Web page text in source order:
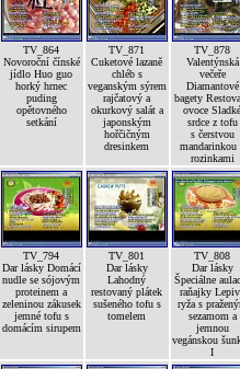
TV_864
Novoroční čínské
jídlo Huo guo
horký hrnec
puding
opětovného
setkání
TV_871
Cuketové lazaně
chléb s
veganským sýrem
rajčatový a
okurkový salát a
japonským
hořčičným
dresinkem
TV_878
Valentýnská
večeře
Diamantové
bagety
ovoce Sladké
srdce z tofu
s čerstvou
mandarinkou
rozinkami
TV_794
Dar lásky Domácí
nudle se sójovým
proteinem a
zeleninou zákusek
jemné tofu s
domácím sirupem
TV_801
Dar lásky
Lahodný
restovaný plátek
sušeného tofu s
tomelem
TV_808
Dar lásky
Špeciálne
raňajky
ryža s
sezamom a
jemnou
vegánskou
I